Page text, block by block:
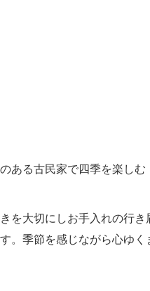
ある古民家で四季を楽しむ
を大切にしお手入れの行
。季節を感じながら心ゆく